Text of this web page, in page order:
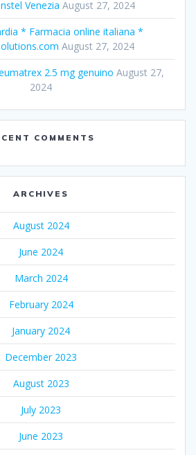
Venezia August 27, 2024
* Farmacia online italiana *
August 27, 2024
2.5 mg genuino August 27,
2024
COMMENTS
ARCHIVES
August 2024
June 2024
March 2024
February 2024
January 2024
December 2023
August 2023
July 2023
June 2023